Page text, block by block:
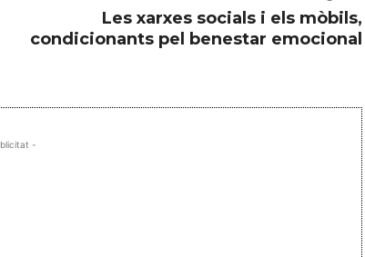
Les xarxes socials i els mòbils,
condicionants pel benestar emocional
-